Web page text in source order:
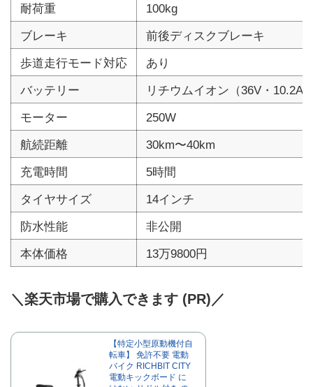
耐荷重
100kg
ブレーキ
前後ディスクブレーキ
歩道走行モード対応
あり
バッテリー
リチウムイオン（36V・10.2Ah
モーター
250W
航続距離
30km〜40km
充電時間
5時間
タイヤサイズ
14インチ
防水性能
非公開
本体価格
13万9800円
＼楽天市場で購入できます (PR)／
【特定小型原動機付自
転車】 免許不要 電動
バイク RICHBIT CITY
電動キックボード に